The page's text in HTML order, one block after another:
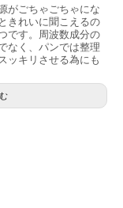
がごちゃごちゃにな
きれいに聞こえるの
です。周波数成分の
なく、パンでは整理
ッキリさせる為にも